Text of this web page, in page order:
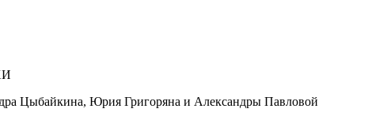
Цыбайкина, Юрия Григоряна и Александры Павловой